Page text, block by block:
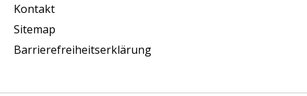
Kontakt
Sitemap
Barrierefreiheitserklärung